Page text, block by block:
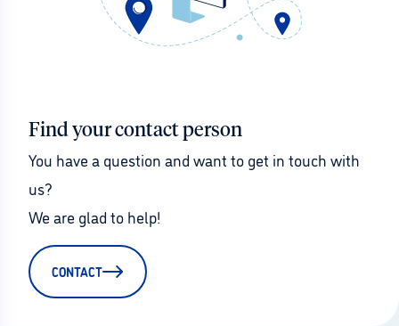
Find your contact person
You have a question and want to get in touch with
us?
We are glad to help!
CONTACT